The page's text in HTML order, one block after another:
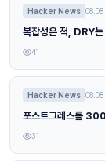
Hacker News 08.08
복잡성은 적, DRY
41
Hacker News 08.08
포스트그레스를
31